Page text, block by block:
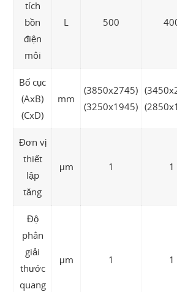
tích
bồn
điện
môi
L 500
Bố cục
(AxB)
(CxD)
mm
(3850x2745)
(3250x1945)
Đơn vị
thiết
lập
tăng
μm 1 1
Độ
phân
giải
thước
quang
μm 1 1